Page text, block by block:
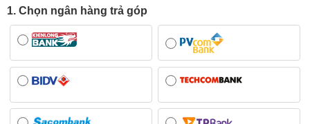
1. Chọn ngân hàng trả góp